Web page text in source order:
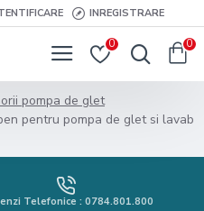
INREGISTRARE
0 0
pompa de glet
pentru pompa de glet si lavab
Telefonice : 0784.801.800